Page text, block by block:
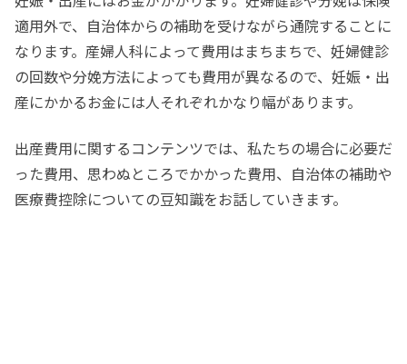
適用外で、自治体からの補助を受けながら通院することに
なります。産婦人科によって費用はまちまちで、妊婦健診
の回数や分娩方法によっても費用が異なるので、妊娠・出
産にかかるお金には人それぞれかなり幅があります。
出産費用に関するコンテンツでは、私たちの場合に必要だ
った費用、思わぬところでかかった費用、自治体の補助や
医療費控除についての豆知識をお話していきます。